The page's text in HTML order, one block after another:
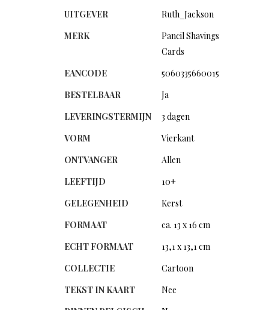
UITGEVER
Ruth_Jackson
MERK
Pancil Shavings
Cards
EANCODE
5060335660015
BESTELBAAR
Ja
LEVERINGSTERMIJN
3 dagen
VORM
Vierkant
ONTVANGER
Allen
LEEFTIJD
10+
GELEGENHEID
Kerst
FORMAAT
ca. 13 x 16 cm
ECHT FORMAAT
13,1 x 13,1 cm
COLLECTIE
Cartoon
TEKST IN KAART
Nee